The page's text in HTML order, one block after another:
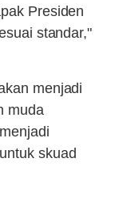
Presiden
standar,"
menjadi
muda
skuad